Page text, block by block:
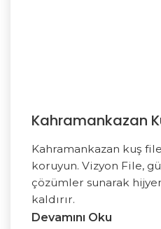
Kahramankazan
Kahramankazan kuş
koruyun. Vizyon File,
çözümler sunarak
kaldırır.
Devamını Oku